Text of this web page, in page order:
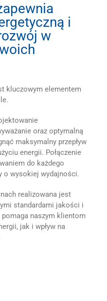
i
w
kluczowym elementem
oraz optymalną
maksymalny przepływ
energii. Połączenie
do każdego
o wysokiej wydajności.
realizowana jest
standardami jakości i
naszym klientom
jak i wpływ na